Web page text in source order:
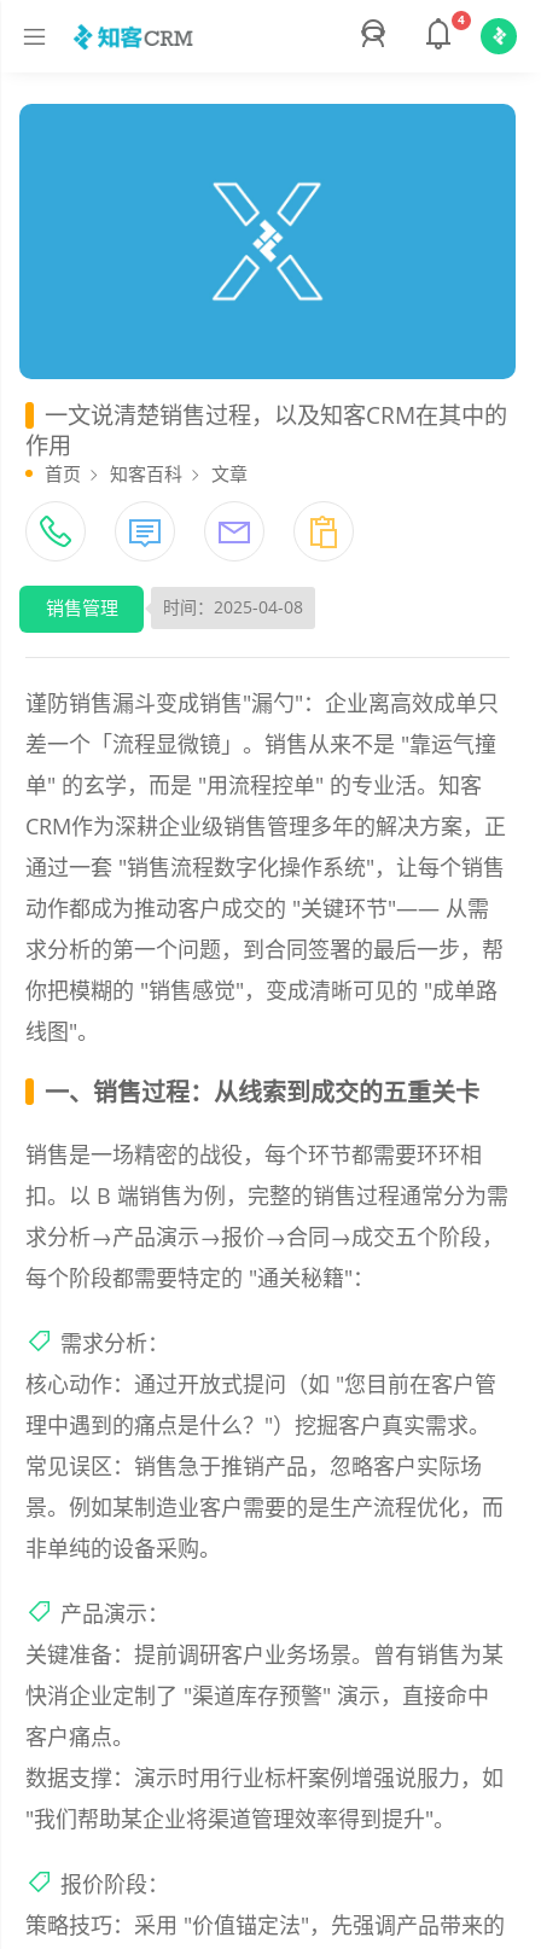
4
一文说清楚销售过程，以及知客CRM在其中的
作用
首页 知客百科 文章
销售管理 时间：2025-04-08
谨防销售漏斗变成销售"漏勺"：企业离高效成单只
差一个「流程显微镜」。销售从来不是 "靠运气撞
单" 的玄学，而是 "用流程控单" 的专业活。知客
CRM作为深耕企业级销售管理多年的解决方案，正
通过一套 "销售流程数字化操作系统"，让每个销售
动作都成为推动客户成交的 "关键环节"—— 从需
求分析的第一个问题，到合同签署的最后一步，帮
你把模糊的 "销售感觉"，变成清晰可见的 "成单路
线图"。
一、销售过程：从线索到成交的五重关卡
销售是一场精密的战役，每个环节都需要环环相
扣。以 B 端销售为例，完整的销售过程通常分为需
求分析→产品演示→报价→合同→成交五个阶段，
每个阶段都需要特定的 "通关秘籍"：
需求分析：
核心动作：通过开放式提问（如 "您目前在客户管
理中遇到的痛点是什么？"）挖掘客户真实需求。
常见误区：销售急于推销产品，忽略客户实际场
景。例如某制造业客户需要的是生产流程优化，而
非单纯的设备采购。
产品演示：
关键准备：提前调研客户业务场景。曾有销售为某
快消企业定制了 "渠道库存预警" 演示，直接命中
客户痛点。
数据支撑：演示时用行业标杆案例增强说服力，如
"我们帮助某企业将渠道管理效率得到提升"。
报价阶段：
策略技巧：采用 "价值锚定法"，先强调产品带来的